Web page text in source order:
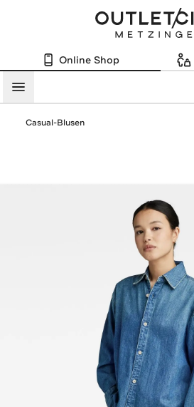
Online Shop
Menü
Casual-Blusen